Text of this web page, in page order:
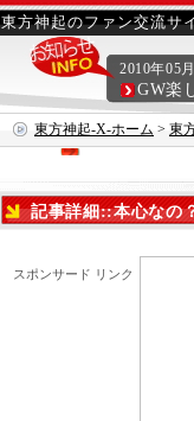
東方神起のファン交流サ
東方神起-X-ホーム > 東
2010年05
GW楽
記事詳細::本心なの
スポンサード リンク